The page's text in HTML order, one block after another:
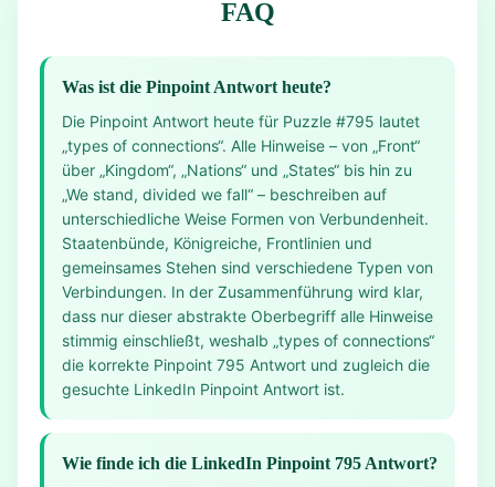
FAQ
Was ist die Pinpoint Antwort heute?
Die Pinpoint Antwort heute für Puzzle #795 lautet
„types of connections“. Alle Hinweise – von „Front“
über „Kingdom“, „Nations“ und „States“ bis hin zu
„We stand, divided we fall“ – beschreiben auf
unterschiedliche Weise Formen von Verbundenheit.
Staatenbünde, Königreiche, Frontlinien und
gemeinsames Stehen sind verschiedene Typen von
Verbindungen. In der Zusammenführung wird klar,
dass nur dieser abstrakte Oberbegriff alle Hinweise
stimmig einschließt, weshalb „types of connections“
die korrekte Pinpoint 795 Antwort und zugleich die
gesuchte LinkedIn Pinpoint Antwort ist.
Wie finde ich die LinkedIn Pinpoint 795 Antwort?